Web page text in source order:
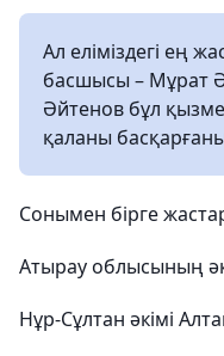
Ал еліміздегі ең
басшысы – Мұрат
Әйтенов бұл
қаланы
Сонымен бірге
Атырау облысының
Нұр-Сұлтан әкімі